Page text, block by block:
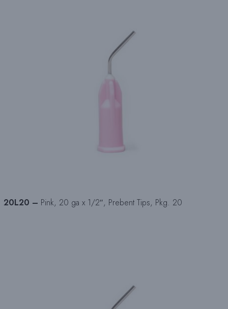
20L20 – Pink, 20 ga x 1/2″, Prebent Tips, Pkg. 20